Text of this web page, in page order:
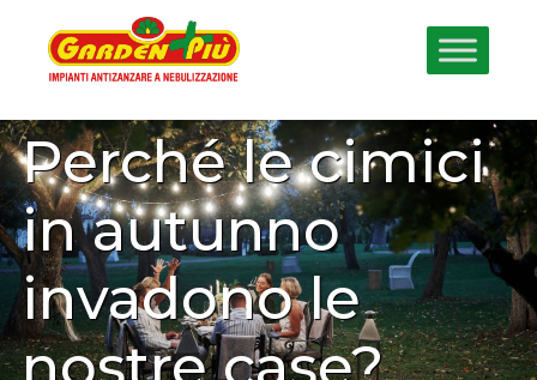
Perché le cimici
in autunno
invadono le